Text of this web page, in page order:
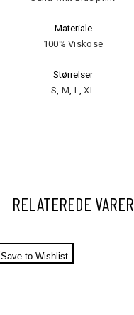
Materiale
100% Viskose
Størrelser
S, M, L,XL
RELATEREDE VARER
Save to Wishlist